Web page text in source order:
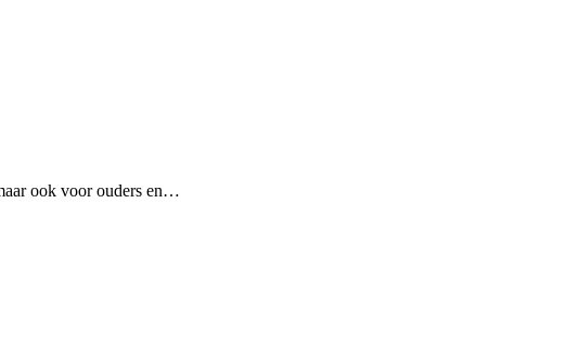
ook voor ouders en…